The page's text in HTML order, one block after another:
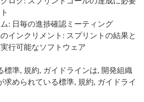
: 日毎の進捗確認ミーティング
インクリメント: スプリントの結果と
行可能なソフトウェア
標準, 規約, ガイドラインは, 開発組織
求められている標準, 規約, ガイドライ